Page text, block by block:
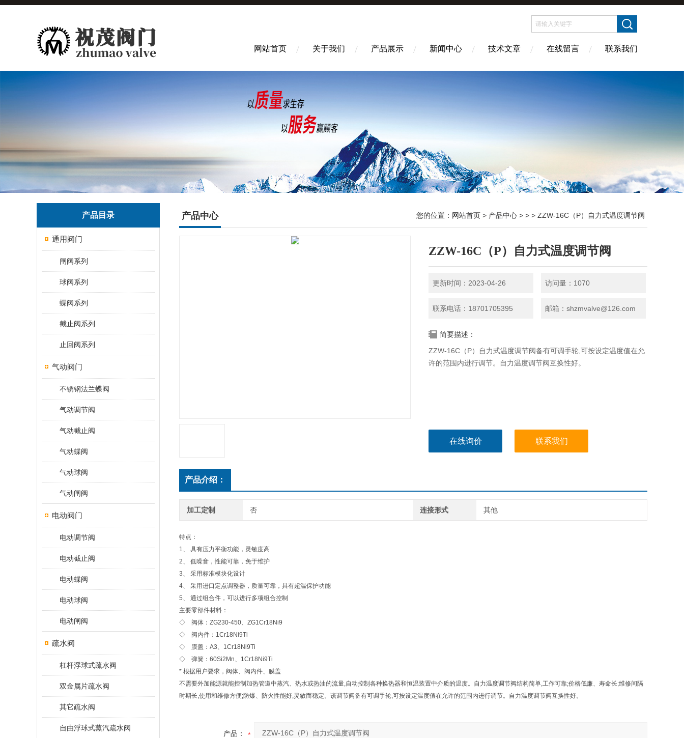
网站首页 关于我们 产品展示 新闻中心 技术文章 在线留言 联系我们
产品目录
通用阀门
闸阀系列
球阀系列
蝶阀系列
截止阀系列
止回阀系列
气动阀门
不锈钢法兰蝶阀
气动调节阀
气动截止阀
气动蝶阀
气动球阀
气动闸阀
电动阀门
电动调节阀
电动截止阀
电动蝶阀
电动球阀
电动闸阀
疏水阀
杠杆浮球式疏水阀
双金属片疏水阀
其它疏水阀
自由浮球式蒸汽疏水阀
产品中心 您的位置： 网站首页 > 产品中心 > > > ZZW-16C（P）自力式温度调节阀
ZZW-16C（P）自力式温度调节阀
更新时间：2023-04-26 访问量：1070
联系电话：18701705395 邮箱：shzmvalve@126.com
简要描述：
ZZW-16C（P）自力式温度调节阀备有可调手轮,可按设定温度值在允
许的范围内进行调节。自力温度调节阀互换性好。
在线询价 联系我们
产品介绍：
加工定制 否 连接形式 其他
特点：
1、 具有压力平衡功能，灵敏度高
2、 低噪音，性能可靠，免于维护
3、 采用标准模块化设计
4、 采用进口定点调整器，质量可靠，具有超温保护功能
5、 通过组合件，可以进行多项组合控制
主要零部件材料：
◇ 阀体：ZG230-450、ZG1Cr18Ni9
◇ 阀内件：1Cr18Ni9Ti
◇ 膜盖：A3、1Cr18Ni9Ti
◇ 弹簧：60Si2Mn、1Cr18Ni9Ti
* 根据用户要求，阀体、阀内件、膜盖
不需要外加能源就能控制加热管道中蒸汽、热水或热油的流量,自动控制各种换热器和恒温装置中介质的温度。自力温度调节阀结构简单,工作可靠;价格低廉、寿命长;维修间隔
时期长,使用和维修方便;防爆、防火性能好,灵敏而稳定。该调节阀备有可调手轮,可按设定温度值在允许的范围内进行调节。自力温度调节阀互换性好。
产品：